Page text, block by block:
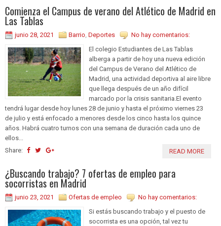
Comienza el Campus de verano del Atlético de Madrid en
Las Tablas
junio 28, 2021 Barrio, Deportes
No hay comentarios:
El colegio Estudiantes de Las Tablas
alberga a partir de hoy una nueva edición
del Campus de Verano del Atlético de
Madrid, una actividad deportiva al aire libre
que llega después de un año difícil
marcado por la crisis sanitaria.El evento
tendrá lugar desde hoy lunes 28 de junio y hasta el próximo viernes 23
de julio y está enfocado a menores desde los cinco hasta los quince
años. Habrá cuatro turnos con una semana de duración cada uno de
ellos...
Share:
READ MORE
¿Buscando trabajo? 7 ofertas de empleo para
socorristas en Madrid
junio 23, 2021 Ofertas de empleo
No hay comentarios:
Si estás buscando trabajo y el puesto de
socorrista es una opción, tal vez tu